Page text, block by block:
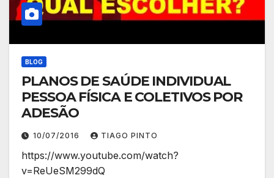
BLOG
PLANOS DE SAÚDE INDIVIDUAL
PESSOA FÍSICA E COLETIVOS POR
ADESÃO
10/07/2016 TIAGO PINTO
https://www.youtube.com/watch?
v=ReUeSM299dQ